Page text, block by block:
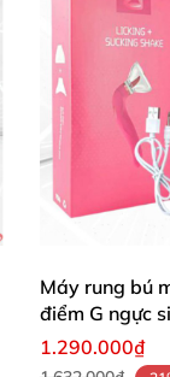
Máy rung bú
điểm G ngực
1.290.000₫